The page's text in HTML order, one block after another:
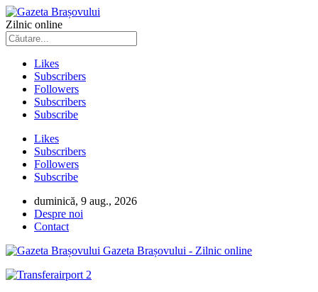
Zilnic online
Likes
Subscribers
Followers
Subscribers
Subscribe
Likes
Subscribers
Followers
Subscribe
duminică, 9 aug., 2026
Despre noi
Contact
Gazeta Brașovului - Zilnic online